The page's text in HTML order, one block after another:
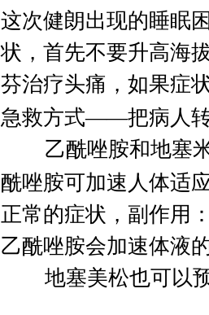
这次健朗出现的睡眠
状，首先不要升高海
芬治疗头痛，如果症
急救方式——把病人
乙酰唑胺和地塞
酰唑胺可加速人体适
正常的症状，副作用
乙酰唑胺会加速体液
地塞美松也可以